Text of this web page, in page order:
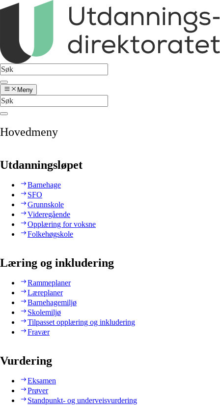
Meny
Hovedmeny
Utdanningsløpet
Barnehage
SFO
Grunnskole
Videregående
Opplæring for voksne
Folkehøgskole
Læring og inkludering
Rammeplaner
Læreplaner
Barnehagemiljø
Skolemiljø
Tilpasset opplæring og inkludering
Fravær
Vurdering
Eksamen
Prøver
Standpunkt- og underveisvurdering